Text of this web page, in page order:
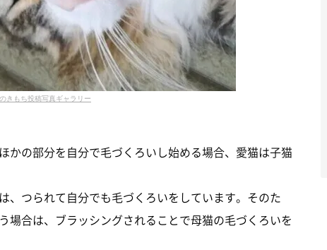
きもち投稿写真ギャラリー
かの部分を自分で毛づくろいし始める場合、愛猫は子猫
、つられて自分でも毛づくろいをしています。そのた
場合は、ブラッシングされることで母猫の毛づくろいを